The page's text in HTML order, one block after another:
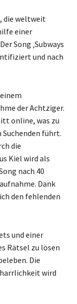
die weltweit
einer
Song ‚Subways
und nach
der Achtziger.
online, was zu
führt.
die
Kiel wird als
nach 40
Dank
den fehlenden
und einer
Rätsel zu lösen
Die
wird